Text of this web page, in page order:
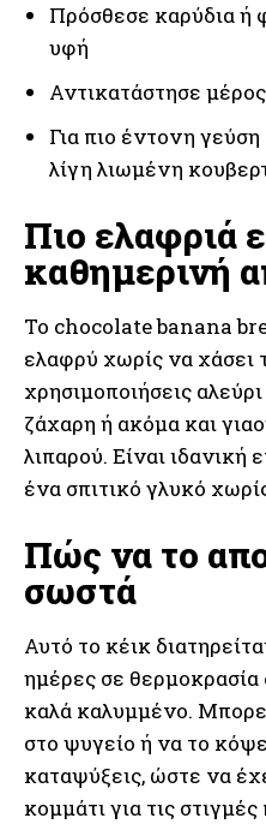
Πρόσθεσε καρύδια ή
υφή
Αντικατάστησε
Για πιο έντονη
λίγη λιωμένη
Πιο ελαφριά
καθημερινή
Το chocolate banana
ελαφρύ χωρίς να χάσει
χρησιμοποιήσεις
ζάχαρη ή ακόμα και
λιπαρού. Είναι ιδανική
ένα σπιτικό γλυκό
Πώς να το
σωστά
Αυτό το κέικ
ημέρες σε θερμοκρασία
καλά καλυμμένο.
στο ψυγείο ή να το
καταψύξεις, ώστε να
κομμάτι για τις